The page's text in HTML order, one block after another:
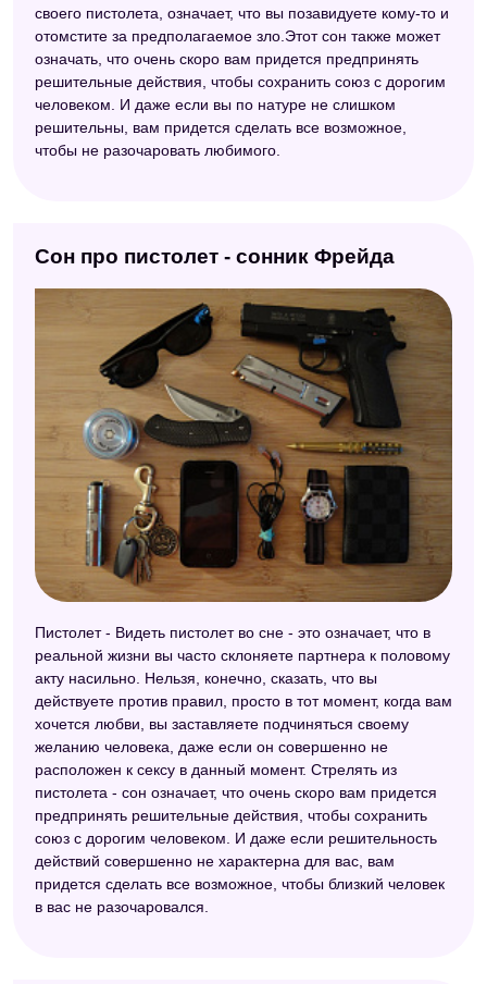
своего пистолета, означает, что вы позавидуете кому-то и
отомстите за предполагаемое зло.Этот сон также может
означать, что очень скоро вам придется предпринять
решительные действия, чтобы сохранить союз с дорогим
человеком. И даже если вы по натуре не слишком
решительны, вам придется сделать все возможное,
чтобы не разочаровать любимого.
Сон про пистолет - сонник Фрейда
Пистолет - Видеть пистолет во сне - это означает, что в
реальной жизни вы часто склоняете партнера к половому
акту насильно. Нельзя, конечно, сказать, что вы
действуете против правил, просто в тот момент, когда вам
хочется любви, вы заставляете подчиняться своему
желанию человека, даже если он совершенно не
расположен к сексу в данный момент. Стрелять из
пистолета - сон означает, что очень скоро вам придется
предпринять решительные действия, чтобы сохранить
союз с дорогим человеком. И даже если решительность
действий совершенно не характерна для вас, вам
придется сделать все возможное, чтобы близкий человек
в вас не разочаровался.